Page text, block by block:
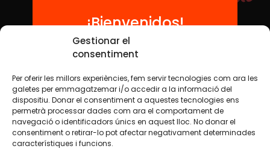
Gestionar el
consentiment
Per oferir les millors experiències, fem servir tecnologies com ara les
galetes per emmagatzemar i/o accedir a la informació del
dispositiu. Donar el consentiment a aquestes tecnologies ens
permetrà processar dades com ara el comportament de
navegació o identificadors únics en aquest lloc. No donar el
consentiment o retirar-lo pot afectar negativament determinades
característiques i funcions.
Redes sociales
TWT YTB IG FB IN
Aviso legalPolítica de cookies
¡Bienvenidos!